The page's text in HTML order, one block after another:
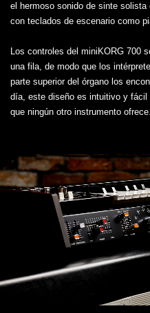
el hermoso sonido de sinte
con teclados de escenario como
Los controles del miniKORG 700
una fila, de modo que los
parte superior del órgano los
día, este diseño es intuitivo y fácil
que ningún otro instrumento ofrece.